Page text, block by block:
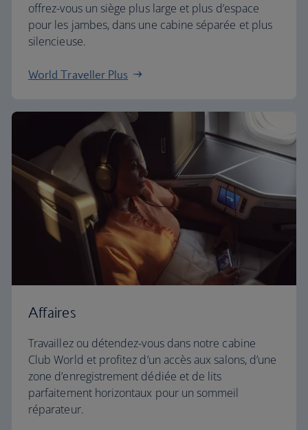
offrez-vous un siège plus large et plus d’espace
pour les jambes, dans une cabine séparée et plus
silencieuse.
World Traveller Plus
Affaires
Travaillez ou détendez-vous dans notre cabine
Club World et profitez d’un accès aux salons, d’une
zone d’enregistrement dédiée et de lits
parfaitement horizontaux pour un sommeil
réparateur.